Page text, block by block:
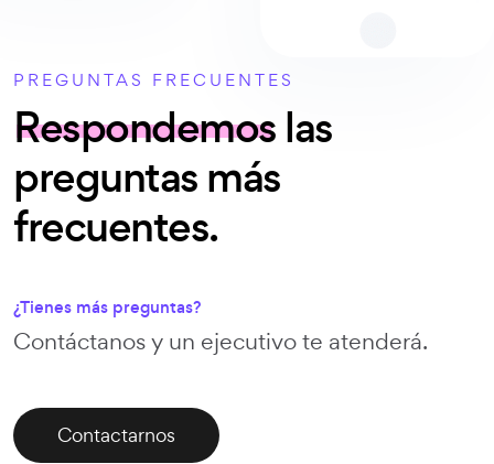
PREGUNTAS FRECUENTES
Respondemoslas
preguntas más
frecuentes.
¿Tienes más preguntas?
Contáctanos y un ejecutivo te atenderá.
Contactarnos